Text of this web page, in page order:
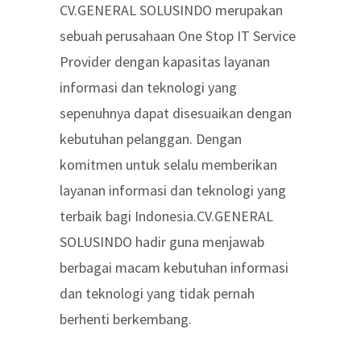
CV.GENERAL SOLUSINDO merupakan
sebuah perusahaan One Stop IT Service
Provider dengan kapasitas layanan
informasi dan teknologi yang
sepenuhnya dapat disesuaikan dengan
kebutuhan pelanggan. Dengan
komitmen untuk selalu memberikan
layanan informasi dan teknologi yang
terbaik bagi Indonesia.CV.GENERAL
SOLUSINDO hadir guna menjawab
berbagai macam kebutuhan informasi
dan teknologi yang tidak pernah
berhenti berkembang.